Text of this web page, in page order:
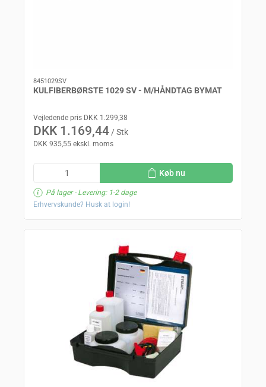
8451029SV
KULFIBERBØRSTE 1029 SV - M/HÅNDTAG BYMAT
Vejledende pris DKK 1.299,38
DKK 1.169,44 / Stk
DKK 935,55 ekskl. moms
Køb nu
På lager- Levering: 1-2 dage
Erhvervskunde? Husk at login!